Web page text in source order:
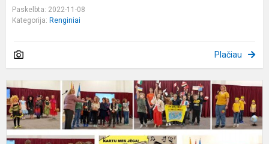
Paskelbta: 2022-11-08
Kategorija: Renginiai
Plačiau